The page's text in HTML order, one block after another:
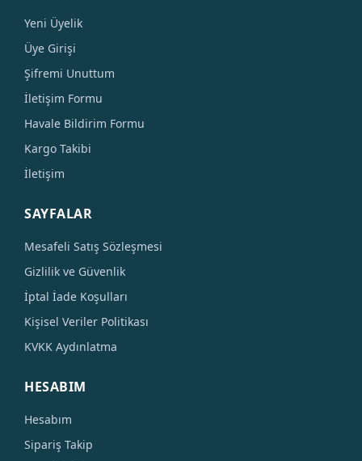
Yeni Üyelik
Üye Girişi
Şifremi Unuttum
İletişim Formu
Havale Bildirim Formu
Kargo Takibi
İletişim
SAYFALAR
Mesafeli Satış Sözleşmesi
Gizlilik ve Güvenlik
İptal İade Koşulları
Kişisel Veriler Politikası
KVKK Aydınlatma
HESABIM
Hesabım
Sipariş Takip